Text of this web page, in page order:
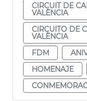
CIRCUIT DE
VALÈNCIA
CIRCUITO DE
VALÈNCIA
FDM
HOMENAJE